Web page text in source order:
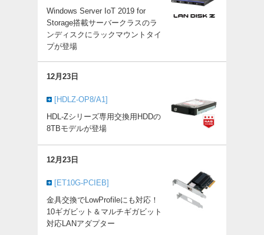
Windows Server IoT 2019 for
Storage搭載サーバークラスのラ
ンディスクにラックマウントタイ
プが登場
12月23日
[HDLZ-OP8/A1]
HDL-Zシリーズ専用交換用HDDの
8TBモデルが登場
12月23日
[ET10G-PCIEB]
金具交換でLowProfileにも対応！
10ギガビット＆マルチギガビット
対応LANアダプター